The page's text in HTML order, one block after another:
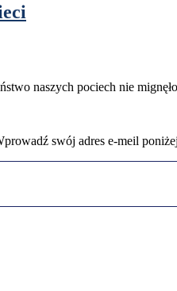
naszych pociech nie
swój adres e-meil